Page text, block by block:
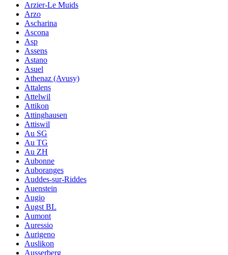
Arzier-Le Muids
Arzo
Ascharina
Ascona
Asp
Assens
Astano
Asuel
Athenaz (Avusy)
Attalens
Attelwil
Attikon
Attinghausen
Attiswil
Au SG
Au TG
Au ZH
Aubonne
Auboranges
Auddes-sur-Riddes
Auenstein
Augio
Augst BL
Aumont
Auressio
Aurigeno
Auslikon
Ausserberg